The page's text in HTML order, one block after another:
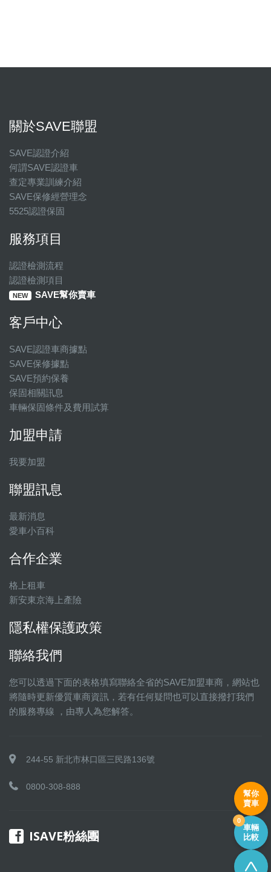
關於SAVE聯盟
SAVE認證介紹
何謂SAVE認證車
查定專業訓練介紹
SAVE保修經營理念
5525認證保固
服務項目
認證檢測流程
認證檢測項目
NEW SAVE幫你賣車
客戶中心
SAVE認證車商據點
SAVE保修據點
SAVE預約保養
保固相關訊息
車輛保固條件及費用試算
加盟申請
我要加盟
聯盟訊息
最新消息
愛車小百科
合作企業
格上租車
新安東京海上產險
隱私權保護政策
聯絡我們
您可以透過下面的表格填寫聯絡全省的SAVE加盟車商，網站也
將隨時更新優質車商資訊，若有任何疑問也可以直接撥打我們
的服務專線 ，由專人為您解答。
244-55 新北市林口區三民路136號
0800-308-888
ISAVE粉絲團
幫你
賣車
車輛
比較
0